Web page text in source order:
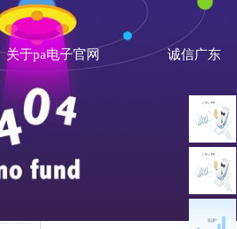
关于pa电子官网 诚信广东
地市诚信动态
惠州